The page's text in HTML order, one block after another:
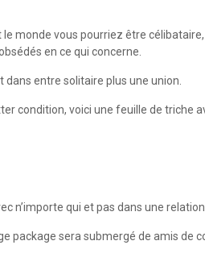
monde vous pourriez être
en ce qui concerne.
entre solitaire plus une union.
condition, voici une feuille de triche
n’importe qui et pas dans une
sera submergé de amis de